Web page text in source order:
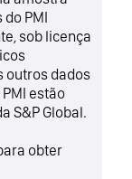
PMI
sob licença
outros dados
estão
S&P Global.
obter